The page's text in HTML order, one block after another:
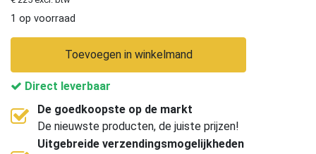
1 op voorraad
Toevoegen in winkelmand
Direct leverbaar
De goedkoopste op de markt
De nieuwste producten, de juiste prijzen!
Uitgebreide verzendingsmogelijkheden